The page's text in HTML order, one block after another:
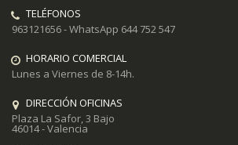
TELÉFONOS
963121656 - WhatsApp 644 752 547
HORARIO COMERCIAL
Lunes a Viernes de 8-14h.
DIRECCIÓN OFICINAS
Plaza La Safor, 3 Bajo
46014 - Valencia